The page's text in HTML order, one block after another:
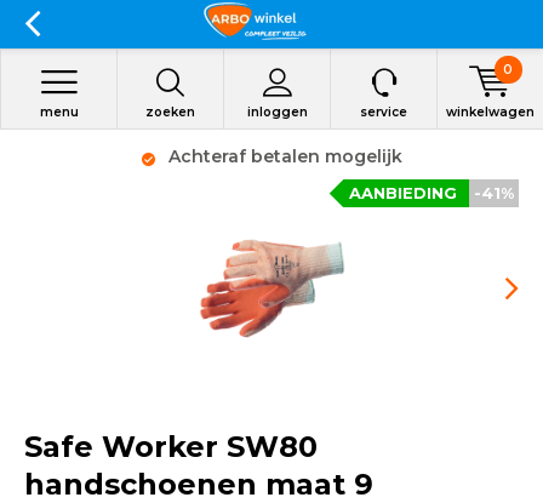
zoeken inloggen
menu service winkelwagen
0
Achteraf betalen mogelijk
-41%
AANBIEDING
Safe Worker SW80
handschoenen maat 9